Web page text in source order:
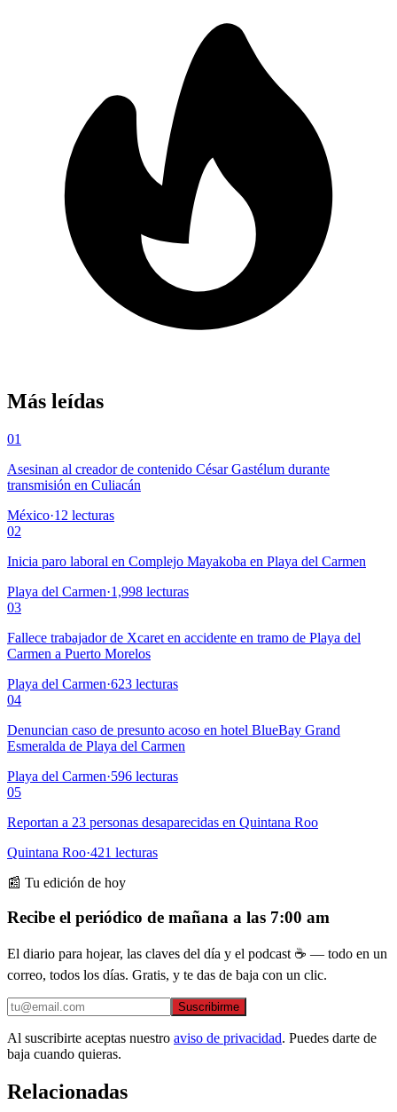
Más leídas
01
Asesinan al creador de contenido César Gastélum durante
transmisión en Culiacán
México·12 lecturas
02
Inicia paro laboral en Complejo Mayakoba en Playa del Carmen
Playa del Carmen·1,998 lecturas
03
Fallece trabajador de Xcaret en accidente en tramo de Playa del
Carmen a Puerto Morelos
Playa del Carmen·623 lecturas
04
Denuncian caso de presunto acoso en hotel BlueBay Grand
Esmeralda de Playa del Carmen
Playa del Carmen·596 lecturas
05
Reportan a 23 personas desaparecidas en Quintana Roo
Quintana Roo·421 lecturas
📰 Tu edición de hoy
Recibe el periódico de mañana a las 7:00 am
El diario para hojear, las claves del día y el podcast ☕ — todo en un
correo, todos los días. Gratis, y te das de baja con un clic.
Suscribirme
Al suscribirte aceptas nuestro aviso de privacidad. Puedes darte de
baja cuando quieras.
Relacionadas